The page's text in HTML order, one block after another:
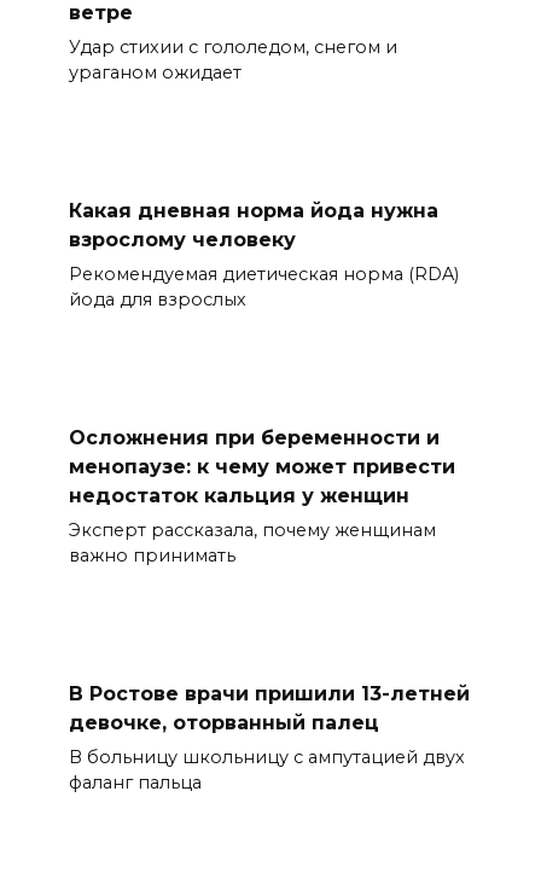
ветре
Удар стихии с гололедом, снегом и
ураганом ожидает
Какая дневная норма йода нужна
взрослому человеку
Рекомендуемая диетическая норма (RDA)
йода для взрослых
Осложнения при беременности и
менопаузе: к чему может привести
недостаток кальция у женщин
Эксперт рассказала, почему женщинам
важно принимать
В Ростове врачи пришили 13-летней
девочке, оторванный палец
В больницу школьницу с ампутацией двух
фаланг пальца